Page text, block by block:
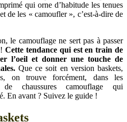
qui orne d’habitude les tenues
de les « camoufler », c’est-à-dire de
le camouflage ne sert pas à passer
!Cette tendance qui est en train de
l’oeil et donner une touche de
Que ce soit en version baskets,
on trouve forcément, dans les
chaussures camouflage qui
En avant ? Suivez le guide !